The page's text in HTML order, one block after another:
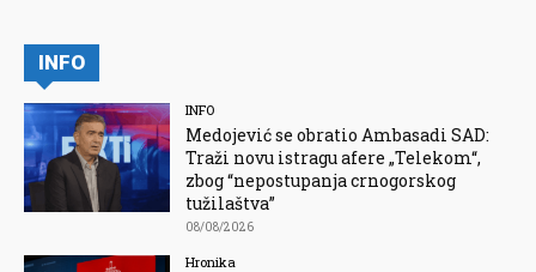
INFO
INFO
Medojević se obratio Ambasadi SAD:
Traži novu istragu afere „Telekom“,
zbog “nepostupanja crnogorskog
tužilaštva”
08/08/2026
Hronika